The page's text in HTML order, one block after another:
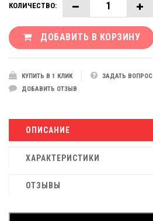
КОЛИЧЕСТВО:
ДОБАВИТЬ В КОРЗИНУ
КУПИТЬ В 1 КЛИК
ЗАДАТЬ ВОПРОС
ДОБАВИТЬ ОТЗЫВ
ОПИСАНИЕ
ХАРАКТЕРИСТИКИ
ОТЗЫВЫ